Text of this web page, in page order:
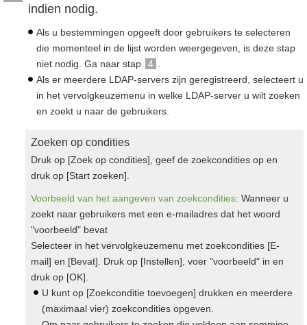
indien nodig.
Als u bestemmingen opgeeft door gebruikers te selecteren
die momenteel in de lijst worden weergegeven, is deze stap
niet nodig. Ga naar stap
4
Als er meerdere LDAP-servers zijn geregistreerd, selecteert u
in het vervolgkeuzemenu in welke LDAP-server u wilt zoeken
en zoekt u naar de gebruikers.
Zoeken op condities
Druk op [Zoek op condities], geef de zoekcondities op en
druk op [Start zoeken].
Voorbeeld van het aangeven van zoekcondities: Wanneer u
zoekt naar gebruikers met een e-mailadres dat het woord
"voorbeeld" bevat
Selecteer in het vervolgkeuzemenu met zoekcondities [E-
mail] en [Bevat]. Druk op [Instellen], voer "voorbeeld" in en
druk op [OK].
U kunt op [Zoekconditie toevoegen] drukken en meerdere
(maximaal vier) zoekcondities opgeven.